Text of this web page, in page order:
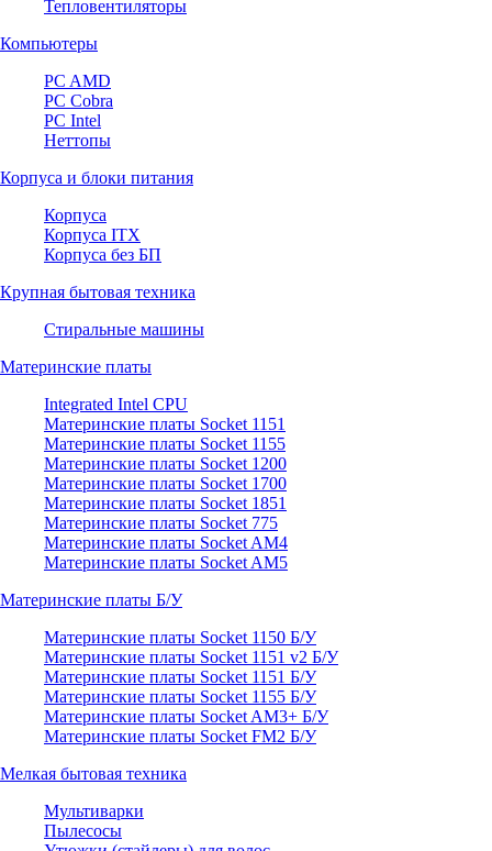
Тепловентиляторы
Компьютеры
PC AMD
PC Cobra
PC Intel
Неттопы
Корпуса и блоки питания
Корпуса
Корпуса ITX
Корпуса без БП
Крупная бытовая техника
Стиральные машины
Материнские платы
Integrated Intel CPU
Материнские платы Socket 1151
Материнские платы Socket 1155
Материнские платы Socket 1200
Материнские платы Socket 1700
Материнские платы Socket 1851
Материнские платы Socket 775
Материнские платы Socket AM4
Материнские платы Socket AM5
Материнские платы Б/У
Материнские платы Socket 1150 Б/У
Материнские платы Socket 1151 v2 Б/У
Материнские платы Socket 1151 Б/У
Материнские платы Socket 1155 Б/У
Материнские платы Socket AM3+ Б/У
Материнские платы Socket FM2 Б/У
Мелкая бытовая техника
Мультиварки
Пылесосы